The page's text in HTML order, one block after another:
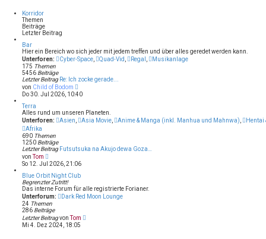
B
t
r
a
g
Korridor
Themen
Beiträge
Letzter Beitrag
Bar
Hier ein Bereich wo sich jeder mit jedem treffen und über alles geredet werden kann.
Unterforen:
Cyber-Space Quad-Vid Regal
Musikanlage
175 Themen
5456 Beiträge
Letzter Beitrag Re: Ich zocke gerade...
von Child of Bodom
e
u
s
t
e
i
r
g
Do 30. Jul 2026, 10:40
Terra
Alles rund um unseren Planeten.
Unterforen:
Asien Asia Movie Anime & Manga (inkl. Manhua und Mahnwa)
Hentai
Afrika
690 Themen
1250 Beiträge
Letzter Beitrag Futsutsuka na Akujo dewa Goza…
vonTom
e
u
e
s
t
e
r
B
e
i
t
So 12. Jul 2026, 21:06
Blue Orbit Night Club
Begrenzter Zutritt!
Das interne Forum für alle registrierte Forianer.
Unterforum:
Dark Red Moon Lounge
24 Themen
286 Beiträge
Letzter BeitragvonTom
Mi 4. Dez 2024, 18:05